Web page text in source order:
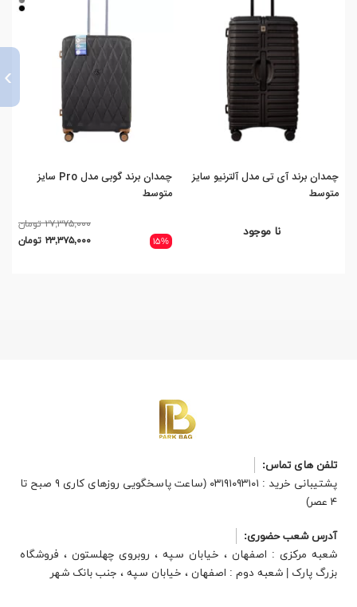
چمدان برند آی تی مدل آلترنیو سایز
متوسط
نا موجود
چمدان برند گوبی مدل Pro سایز
متوسط
۱۵%
۲۷,۳۷۵,۰۰۰ تومان
۲۳,۳۷۵,۰۰۰ تومان
›
تلفن های تماس:
پشتیبانی خرید : ۰۳۱۹۱۰۹۳۱۰۱ (ساعت پاسخگویی روزهای کاری ۹ صبح تا
۴ عصر)
آدرس شعب حضوری:
شعبه مرکزی : اصفهان ، خیابان سپه ، روبروی چهلستون ، فروشگاه
بزرگ پارک | شعبه دوم : اصفهان ، خیابان سپه ، جنب بانک شهر